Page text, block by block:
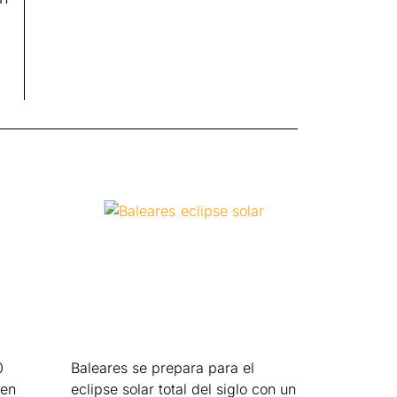
Baleares se prepara para el
eclipse solar total del siglo con un